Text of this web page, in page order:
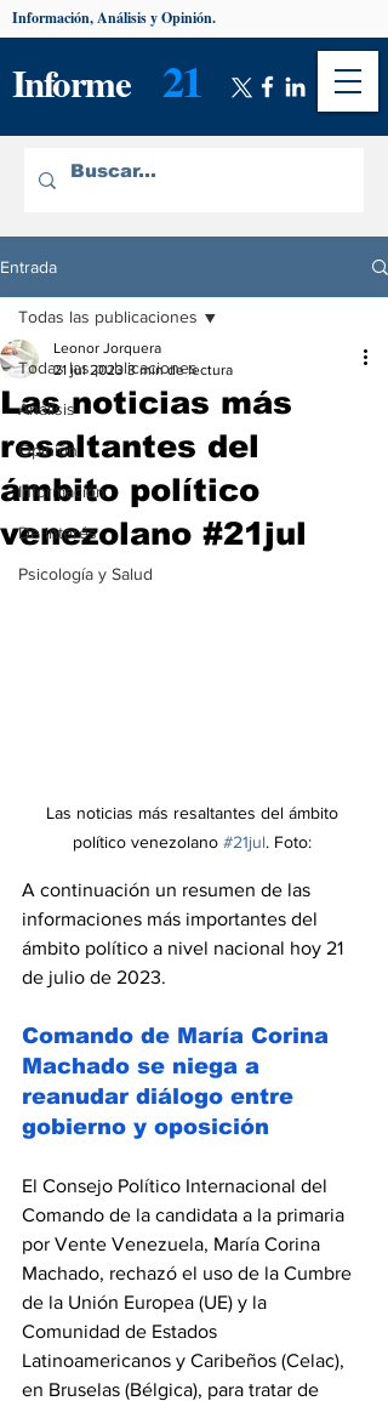
Informe 21
Información, Análisis y Opinión.
Entrada
Todas las publicaciones
Análisis
Opinión
Información
De interés
Psicología y Salud
Todas las publicaciones
Las noticias más
resaltantes del
ámbito político
venezolano #21jul
Leonor Jorquera
21 jul 2023 3 min de lectura
Las noticias más resaltantes del ámbito
político venezolano #21jul. Foto:
A continuación un resumen de las
informaciones más importantes del
ámbito político a nivel nacional hoy 21
de julio de 2023.
Comando de María Corina
Machado se niega a
reanudar diálogo entre
gobierno y oposición
El Consejo Político Internacional del
Comando de la candidata a la primaria
por Vente Venezuela, María Corina
Machado, rechazó el uso de la Cumbre
de la Unión Europea (UE) y la
Comunidad de Estados
Latinoamericanos y Caribeños (Celac),
en Bruselas (Bélgica), para tratar de